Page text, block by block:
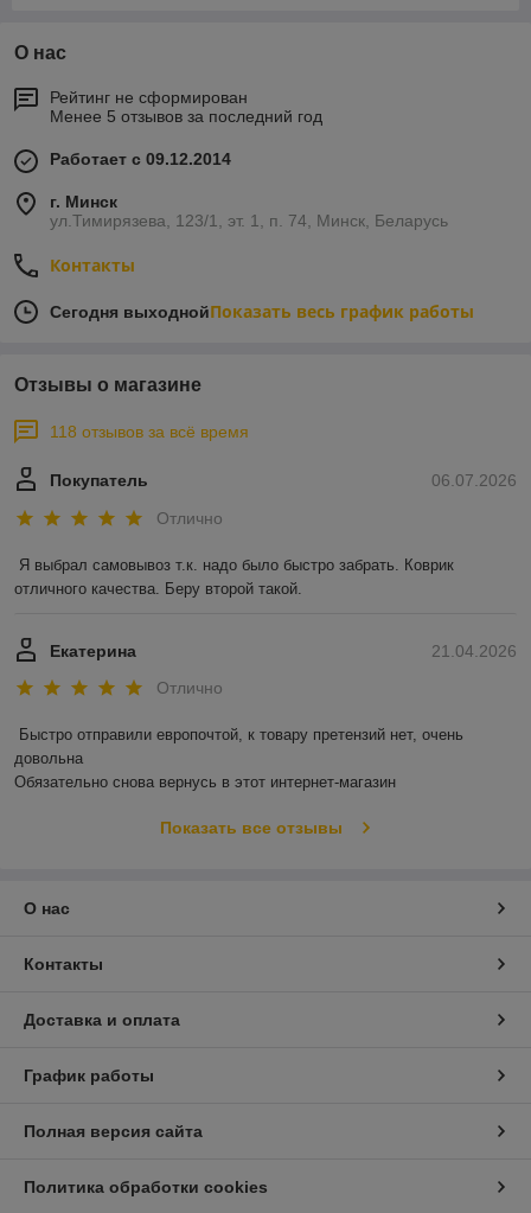
О нас
Рейтинг не сформирован
Менее 5 отзывов за последний год
Работает с 09.12.2014
г. Минск
ул.Тимирязева, 123/1, эт. 1, п. 74, Минск, Беларусь
Контакты
Сегодня выходнойПоказать весь график работы
Отзывы о магазине
118 отзывов за всё время
06.07.2026
Покупатель
Отлично
Я выбрал самовывоз т.к. надо было быстро забрать. Коврик
отличного качества. Беру второй такой.
21.04.2026
Екатерина
Отлично
Быстро отправили европочтой, к товару претензий нет, очень
довольна
Обязательно снова вернусь в этот интернет-магазин
Показать все отзывы
О нас
Контакты
Доставка и оплата
График работы
Полная версия сайта
Политика обработки cookies